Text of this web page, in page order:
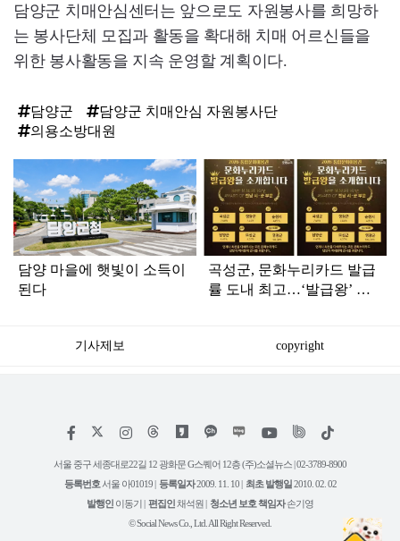
담양군 치매안심센터는 앞으로도 자원봉사를 희망하
는 봉사단체 모집과 활동을 확대해 치매 어르신들을
위한 봉사활동을 지속 운영할 계획이다.
담양군
담양군 치매안심 자원봉사단
의용소방대원
라
인
담양 마을에 햇빛이 소득이
된다
곡성군, 문화누리카드 발급
률 도내 최고…‘발급왕’ 시·
기사제보 copyright
페
스
인
타
램
위
트
유
튜
틱
서울 중구 세종대로22길 12 광화문 G스퀘어 12층 (주)소셜뉴스 | 02-3789-8900
등록번호서울 아01019 | 등록일자2009. 11. 10 | 최초 발행일 2010. 02. 02
발행인 이동기 | 편집인채석원 | 청소년 보호 책임자손기영
© Social News Co., Ltd. All Right Reserved.